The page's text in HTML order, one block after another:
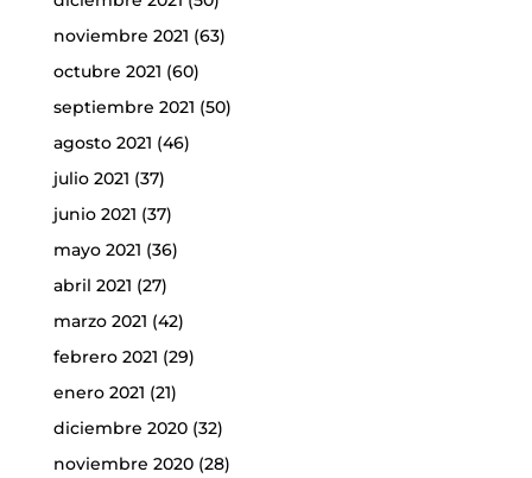
noviembre 2021 (63)
octubre 2021 (60)
septiembre 2021 (50)
agosto 2021 (46)
julio 2021 (37)
junio 2021 (37)
mayo 2021 (36)
abril 2021 (27)
marzo 2021 (42)
febrero 2021 (29)
enero 2021 (21)
diciembre 2020(32)
noviembre 2020(28)